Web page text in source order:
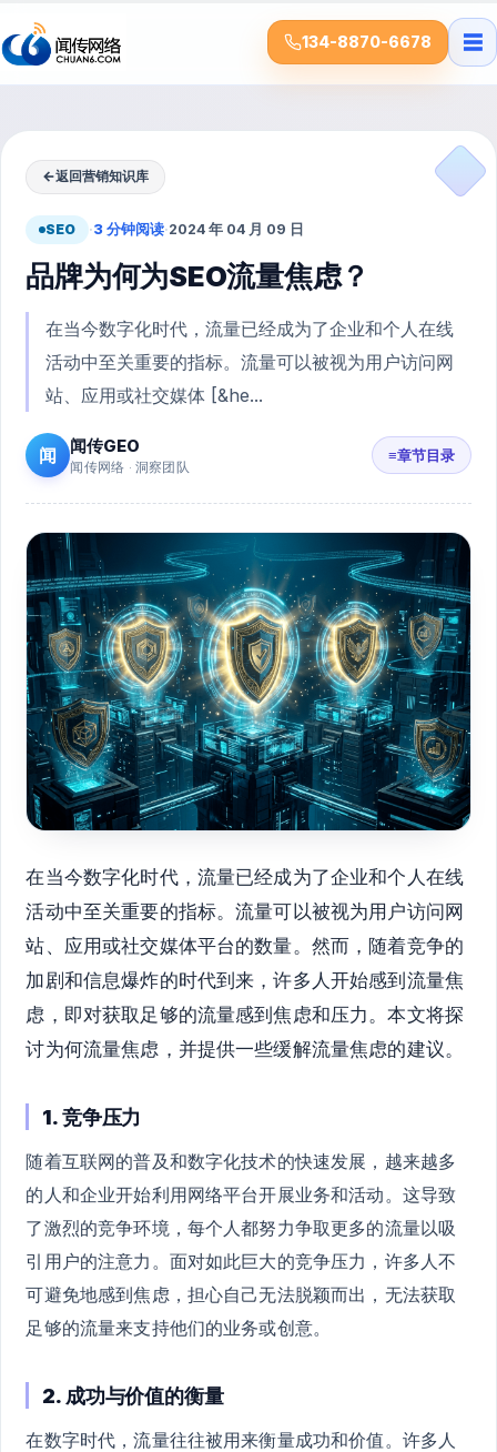
134-8870-6678 ☰
←返回营销知识库
SEO ·3 分钟阅读·2024 年 04 月 09 日
品牌为何为SEO流量焦虑？
在当今数字化时代，流量已经成为了企业和个人在线
活动中至关重要的指标。流量可以被视为用户访问网
站、应用或社交媒体 [&he...
闻 闻传GEO
闻传网络 · 洞察团队
≡章节目录
在当今数字化时代，流量已经成为了企业和个人在线
活动中至关重要的指标。流量可以被视为用户访问网
站、应用或社交媒体平台的数量。然而，随着竞争的
加剧和信息爆炸的时代到来，许多人开始感到流量焦
虑，即对获取足够的流量感到焦虑和压力。本文将探
讨为何流量焦虑，并提供一些缓解流量焦虑的建议。
1. 竞争压力
随着互联网的普及和数字化技术的快速发展，越来越多
的人和企业开始利用网络平台开展业务和活动。这导致
了激烈的竞争环境，每个人都努力争取更多的流量以吸
引用户的注意力。面对如此巨大的竞争压力，许多人不
可避免地感到焦虑，担心自己无法脱颖而出，无法获取
足够的流量来支持他们的业务或创意。
2. 成功与价值的衡量
在数字时代，流量往往被用来衡量成功和价值。许多人